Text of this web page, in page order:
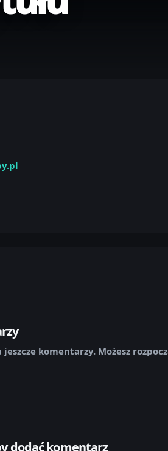
jeszcze komentarzy. Możesz
dodać komentarz